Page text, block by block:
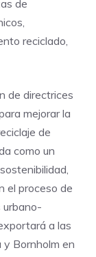
de
reciclado,
de directrices
mejorar la
de
como un
el proceso de
urbano-
a las
Bornholm en